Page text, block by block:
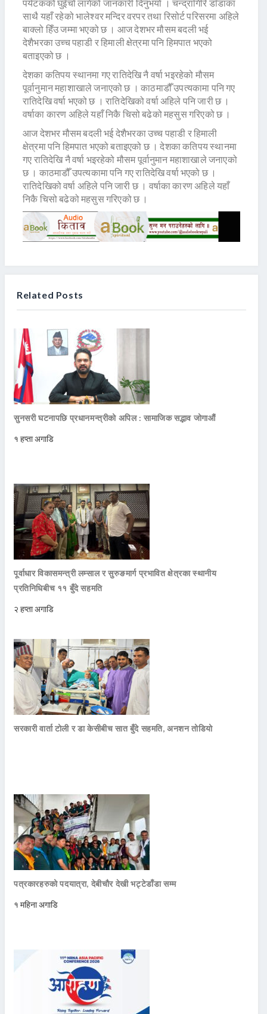
पर्यटकको घुइँचो लागेको जानकारी दिनुभयो । चन्द्रागिरि डाँडाका
साथै यहाँ रहेको भालेश्वर मन्दिर वरपर तथा रिसोर्ट परिसरमा अहिले
बाक्लो हिँउ जम्मा भएको छ । आज देशभर मौसम बदली भई
देशैभरका उच्च पहाडी र हिमाली क्षेत्रमा पनि हिमपात भएको
बताइएको छ ।
देशका कतिपय स्थानमा गए रातिदेखि नै वर्षा भइरहेको मौसम
पूर्वानुमान महाशाखाले जनाएको छ । काठमाडौँ उपत्यकामा पनि गए
रातिदेखि वर्षा भएको छ । रातिदेखिको वर्षा अहिले पनि जारी छ ।
वर्षाका कारण अहिले यहाँ निकै चिसो बढेको महसुस गरिएको छ ।
आज देशभर मौसम बदली भई देशैभरका उच्च पहाडी र हिमाली
क्षेत्रमा पनि हिमपात भएको बताइएको छ । देशका कतिपय स्थानमा
गए रातिदेखि नै वर्षा भइरहेको मौसम पूर्वानुमान महाशाखाले जनाएको
छ । काठमाडौँ उपत्यकामा पनि गए रातिदेखि वर्षा भएको छ ।
रातिदेखिको वर्षा अहिले पनि जारी छ । वर्षाका कारण अहिले यहाँ
निकै चिसो बढेको महसुस गरिएको छ ।
Related Posts
सुनसरी घटनापछि प्रधानमन्त्रीको अपिल : सामाजिक सद्भाव जोगाऔं
१ हप्ता अगाडि
पूर्वाधार विकासमन्त्री लम्साल र सुरुङमार्ग प्रभावित क्षेत्रका स्थानीय
प्रतिनिधिबीच ११ बुँदे सहमति
२ हप्ता अगाडि
सरकारी वार्ता टोली र डा केसीबीच सात बुँदे सहमति, अनशन तोडियो
पत्रकारहरुको पदयात्रा, देबीचौर देखी भट्टेडाँडा सम्म
१ महिना अगाडि